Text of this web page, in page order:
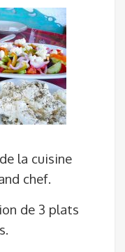
la cuisine
chef.
de 3 plats